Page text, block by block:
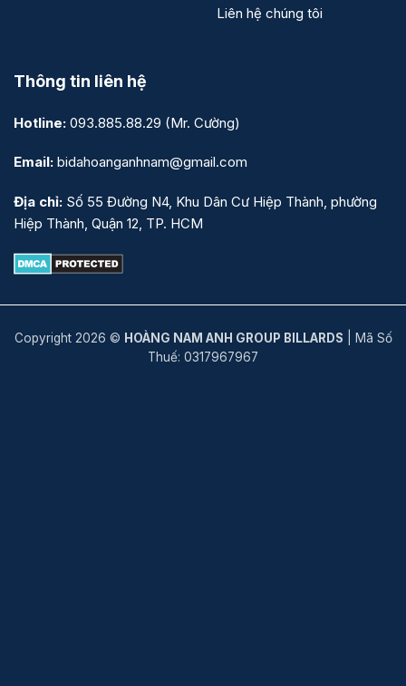
Liên hệ chúng tôi
Thông tin liên hệ
Hotline: 093.885.88.29 (Mr. Cường)
Email: bidahoanganhnam@gmail.com
Địa chỉ: Số 55 Đường N4, Khu Dân Cư Hiệp Thành, phường
Hiệp Thành, Quận 12, TP. HCM
Copyright 2026 © HOÀNG NAM ANH GROUP BILLARDS | Mã Số
Thuế: 0317967967